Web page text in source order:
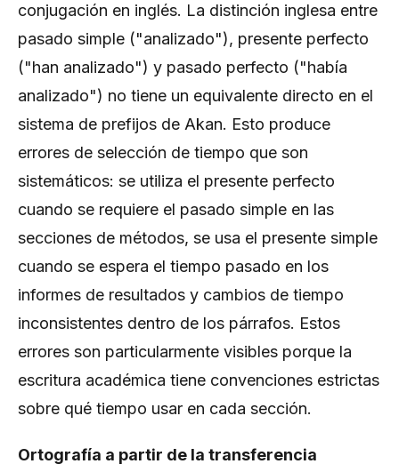
conjugación en inglés. La distinción inglesa entre
pasado simple ("analizado"), presente perfecto
("han analizado") y pasado perfecto ("había
analizado") no tiene un equivalente directo en el
sistema de prefijos de Akan. Esto produce
errores de selección de tiempo que son
sistemáticos: se utiliza el presente perfecto
cuando se requiere el pasado simple en las
secciones de métodos, se usa el presente simple
cuando se espera el tiempo pasado en los
informes de resultados y cambios de tiempo
inconsistentes dentro de los párrafos. Estos
errores son particularmente visibles porque la
escritura académica tiene convenciones estrictas
sobre qué tiempo usar en cada sección.
Ortografía a partir de la transferencia